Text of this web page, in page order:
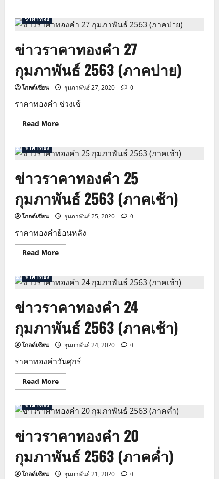
ราคา
ทองคำ
2563
(ภาค
บ่าย)
ราคาทอง
ข่าวราคาทองคำ 27
กุมภาพันธ์ 2563 (ภาคบ่าย)
โกลด์เซียน กุมภาพันธ์ 27, 2020 0
ราคาทองคํา ช่วงเช้
Read MoreRead
more
ราคา
ทองคำ
2563
(ภาค
บ่าย)
ราคาทอง
ข่าวราคาทองคำ 25
กุมภาพันธ์ 2563 (ภาคเช้า)
โกลด์เซียน กุมภาพันธ์ 25, 2020 0
ราคาทองคําย้อนหลัง
Read MoreRead
more
ราคา
ทองคำ
2563
(ภาค
เช้า)
ราคาทอง
ข่าวราคาทองคำ 24
กุมภาพันธ์ 2563 (ภาคเช้า)
โกลด์เซียน กุมภาพันธ์ 24, 2020 0
ราคาทองคําวันศุกร์
Read MoreRead
more
ราคา
ทองคำ
2563
(ภาค
เช้า)
ราคาทอง
ข่าวราคาทองคำ 20
กุมภาพันธ์ 2563 (ภาคค่ำ)
โกลด์เซียน กุมภาพันธ์ 21, 2020 0